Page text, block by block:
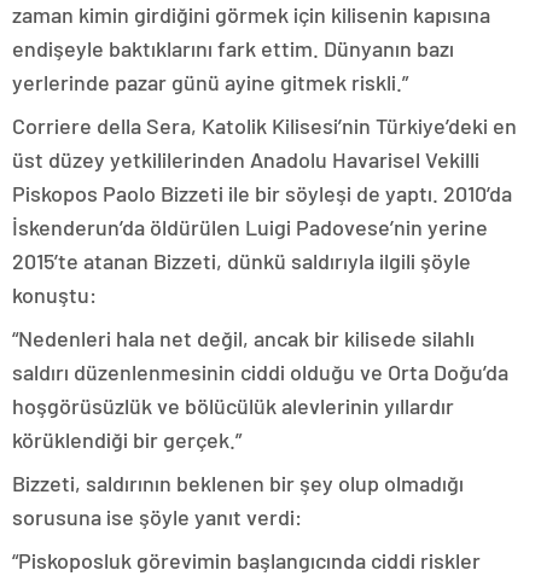
zaman kimin girdiğini görmek için kilisenin kapısına
endişeyle baktıklarını fark ettim. Dünyanın bazı
yerlerinde pazar günü ayine gitmek riskli.”
Corriere della Sera, Katolik Kilisesi’nin Türkiye’deki en
üst düzey yetkililerinden Anadolu Havarisel Vekilli
Piskopos Paolo Bizzeti ile bir söyleşi de yaptı. 2010’da
İskenderun’da öldürülen Luigi Padovese’nin yerine
2015’te atanan Bizzeti, dünkü saldırıyla ilgili şöyle
konuştu:
“Nedenleri hala net değil, ancak bir kilisede silahlı
saldırı düzenlenmesinin ciddi olduğu ve Orta Doğu’da
hoşgörüsüzlük ve bölücülük alevlerinin yıllardır
körüklendiği bir gerçek.”
Bizzeti, saldırının beklenen bir şey olup olmadığı
sorusuna ise şöyle yanıt verdi:
“Piskoposluk görevimin başlangıcında ciddi riskler